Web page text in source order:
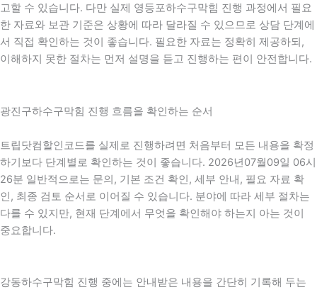
고할 수 있습니다. 다만 실제 영등포하수구막힘 진행 과정에서 필요
한 자료와 보관 기준은 상황에 따라 달라질 수 있으므로 상담 단계에
서 직접 확인하는 것이 좋습니다. 필요한 자료는 정확히 제공하되,
이해하지 못한 절차는 먼저 설명을 듣고 진행하는 편이 안전합니다.
광진구하수구막힘 진행 흐름을 확인하는 순서
트립닷컴할인코드를 실제로 진행하려면 처음부터 모든 내용을 확정
하기보다 단계별로 확인하는 것이 좋습니다. 2026년07월09일 06시
26분 일반적으로는 문의, 기본 조건 확인, 세부 안내, 필요 자료 확
인, 최종 검토 순서로 이어질 수 있습니다. 분야에 따라 세부 절차는
다를 수 있지만, 현재 단계에서 무엇을 확인해야 하는지 아는 것이
중요합니다.
강동하수구막힘 진행 중에는 안내받은 내용을 간단히 기록해 두는